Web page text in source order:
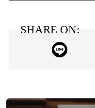
SHARE ON: